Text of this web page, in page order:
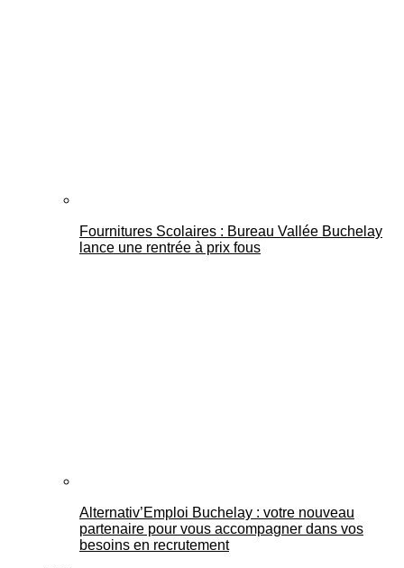
Fournitures Scolaires : Bureau Vallée Buchelay
lance une rentrée à prix fous
Alternativ’Emploi Buchelay : votre nouveau
partenaire pour vous accompagner dans vos
besoins en recrutement